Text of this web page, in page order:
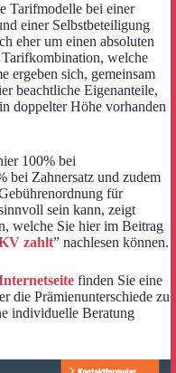
Tarifmodelle bei einer
einer Selbstbeteiligung
eher um einen absoluten
welche
ergeben sich, gemeinsam
beachtliche Eigenanteile,
doppelter Höhe vorhanden
100% bei
bei Zahnersatz und zudem
für
sein kann, zeigt
welche Sie hier im Beitrag
zahlt” nachlesen können.
finden Sie eine
die Prämienunterschiede zu
individuelle Beratung